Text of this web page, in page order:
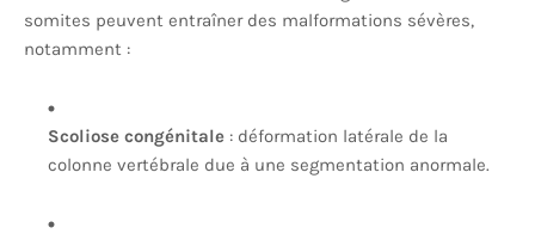
somites peuvent entraîner des malformations sévères,
notamment :
Scoliose congénitale : déformation latérale de la
colonne vertébrale due à une segmentation anormale.